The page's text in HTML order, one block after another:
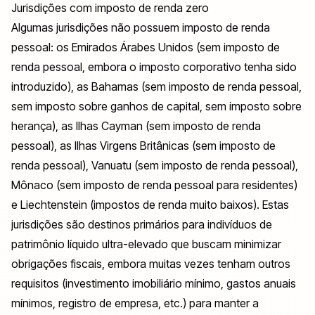
Jurisdições com imposto de renda zero
Algumas jurisdições não possuem imposto de renda
pessoal: os Emirados Árabes Unidos (sem imposto de
renda pessoal, embora o imposto corporativo tenha sido
introduzido), as Bahamas (sem imposto de renda pessoal,
sem imposto sobre ganhos de capital, sem imposto sobre
herança), as Ilhas Cayman (sem imposto de renda
pessoal), as Ilhas Virgens Britânicas (sem imposto de
renda pessoal), Vanuatu (sem imposto de renda pessoal),
Mônaco (sem imposto de renda pessoal para residentes)
e Liechtenstein (impostos de renda muito baixos). Estas
jurisdições são destinos primários para indivíduos de
patrimônio líquido ultra-elevado que buscam minimizar
obrigações fiscais, embora muitas vezes tenham outros
requisitos (investimento imobiliário mínimo, gastos anuais
mínimos, registro de empresa, etc.) para manter a